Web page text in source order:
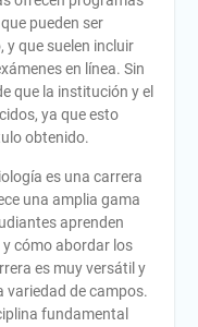
pueden ser
que suelen incluir
en línea. Sin
que la institución y el
ya que esto
obtenido.
es una carrera
una amplia gama
aprenden
cómo abordar los
es muy versátil y
variedad de campos.
fundamental